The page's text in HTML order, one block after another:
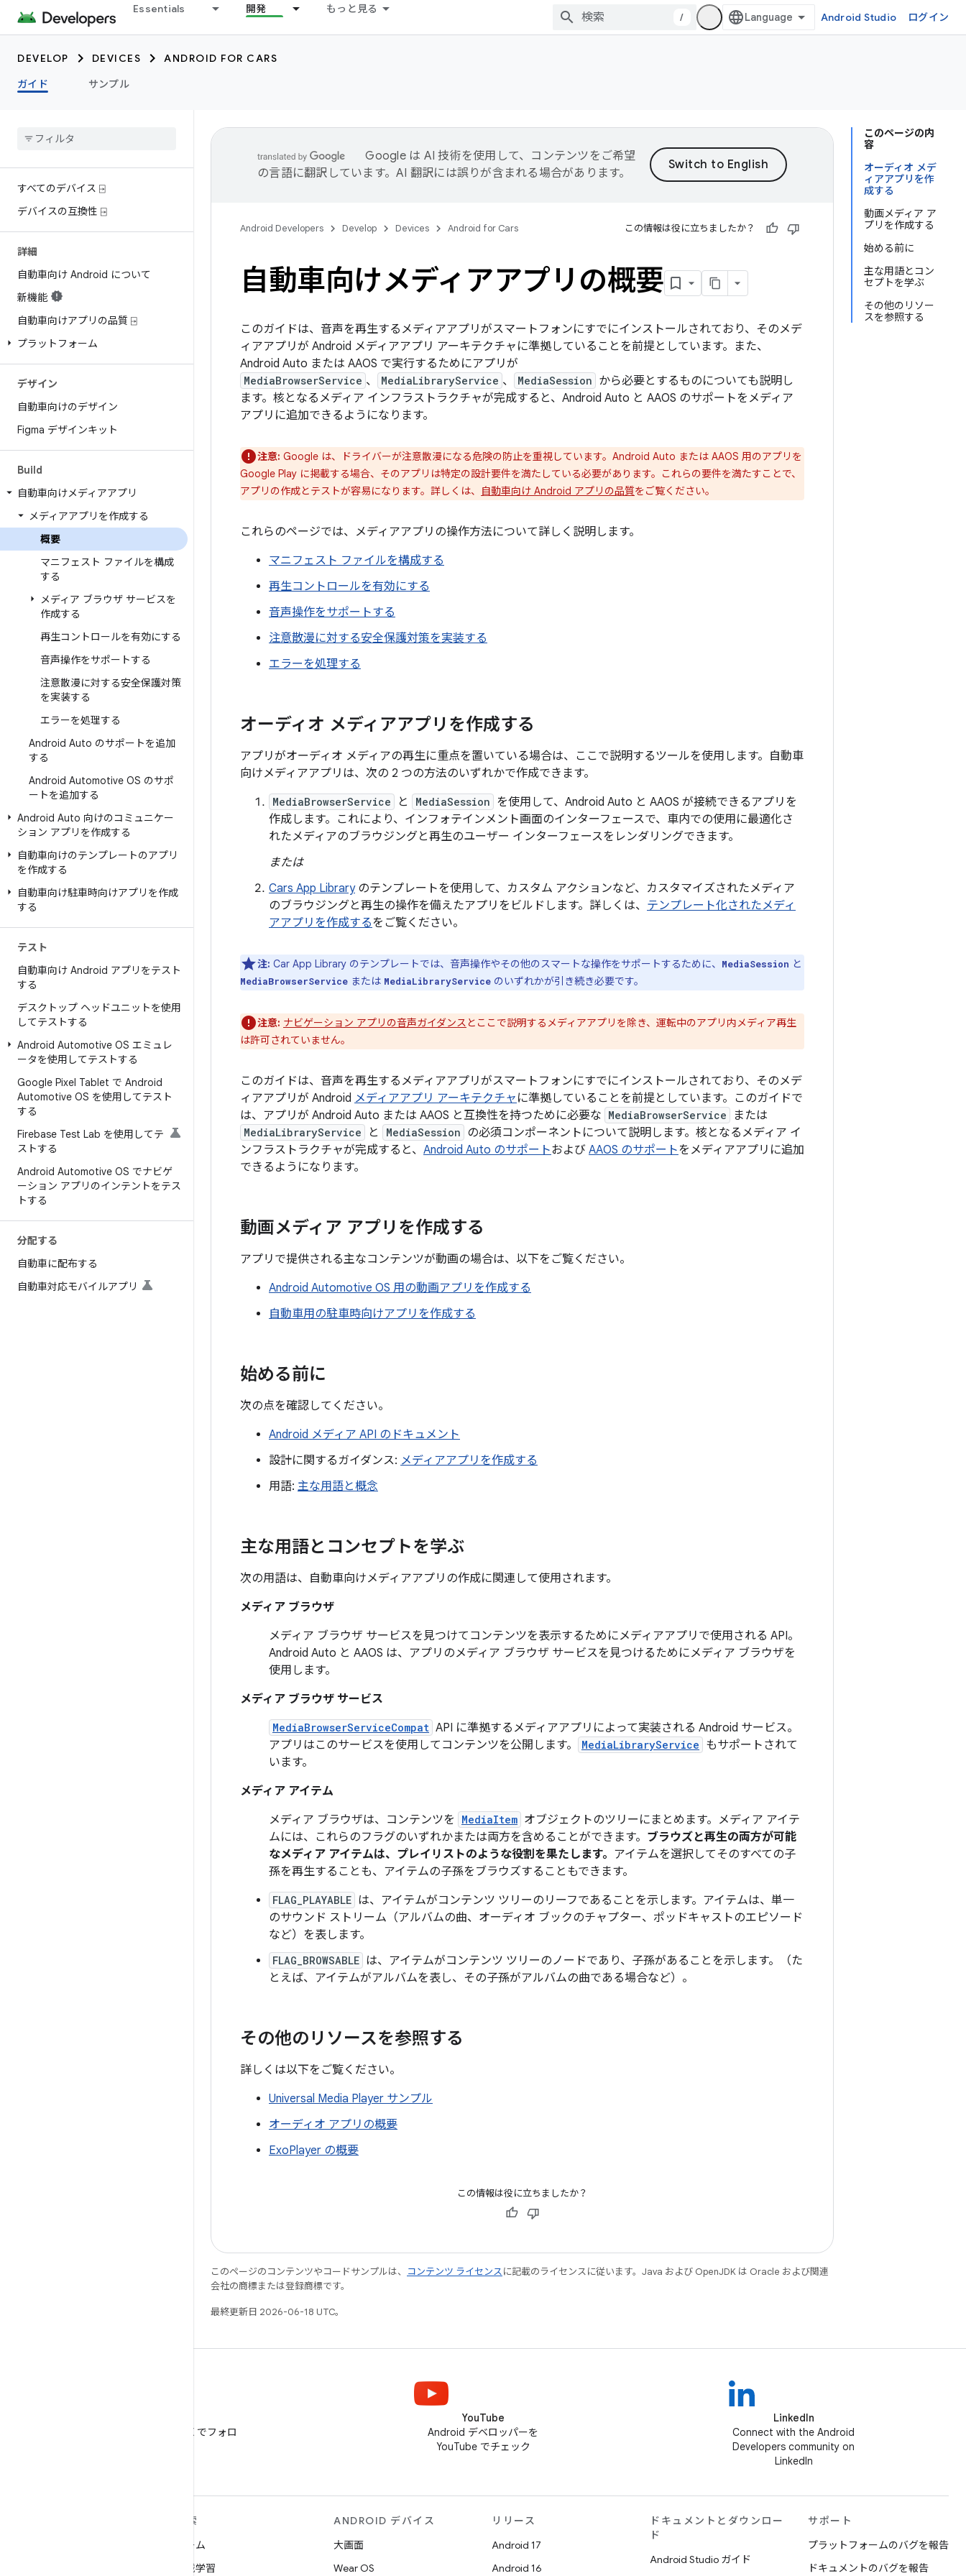
Essentials 開発 もっと見る
/ Android Studio ログイン
DEVELOP DEVICES
ANDROID FOR CARS
ガイド
サンプル
すべてのデバイス ⍈
デバイスの互換性 ⍈
詳細
自動車向け Android について
新機能
自動車向けアプリの品質 ⍈
プラットフォーム
デザイン
自動車向けのデザイン
Figma デザインキット
Build
自動車向けメディアアプリ
メディアアプリを作成する
概要
マニフェスト ファイルを構成
する
メディア ブラウザ サービスを
作成する
再生コントロールを有効にする
音声操作をサポートする
注意散漫に対する安全保護対策
を実装する
エラーを処理する
Android Auto のサポートを追加
する
Android Automotive OS のサポ
ートを追加する
Android Auto 向けのコミュニケー
ション アプリを作成する
自動車向けのテンプレートのアプリ
を作成する
自動車向け駐車時向けアプリを作成
する
テスト
自動車向け Android アプリをテスト
する
デスクトップ ヘッドユニットを使用
してテストする
Android Automotive OS エミュレ
ータを使用してテストする
Google Pixel Tablet で Android
Automotive OS を使用してテスト
する
Firebase Test Lab を使用してテ
ストする
Android Automotive OS でナビゲ
ーション アプリのインテントをテス
トする
分配する
自動車に配布する
自動車対応モバイルアプリ
このページの内
容
オーディオ メデ
ィアアプリを作
成する
動画メディア ア
プリを作成する
始める前に
主な用語とコン
セプトを学ぶ
その他のリソー
スを参照する
Google は AI 技術を使用して、コンテンツをご希望
の言語に翻訳しています。AI 翻訳には誤りが含まれる場合があります。
Android Developers Develop Devices Android for Cars この情報は役に立ちましたか？
自動車向けメディアアプリの概要
このガイドは、音声を再生するメディアアプリがスマートフォンにすでにインストールされており、そのメデ
ィアアプリが Android メディアアプリ アーキテクチャに準拠していることを前提としています。また、
Android Auto または AAOS で実行するためにアプリが
MediaBrowserService 、 MediaLibraryService 、 MediaSession から必要とするものについても説明し
ます。核となるメディア インフラストラクチャが完成すると、Android Auto と AAOS のサポートをメディア
アプリに追加できるようになります。
注意: Google は、ドライバーが注意散漫になる危険の防止を重視しています。Android Auto または AAOS 用のアプリを
Google Play に掲載する場合、そのアプリは特定の設計要件を満たしている必要があります。これらの要件を満たすことで、
アプリの作成とテストが容易になります。詳しくは、
自動車向け Android アプリの品質をご覧ください。
これらのページでは、メディアアプリの操作方法について詳しく説明します。
マニフェスト ファイルを構成する
再生コントロールを有効にする
音声操作をサポートする
注意散漫に対する安全保護対策を実装する
エラーを処理する
オーディオ メディアアプリを作成する
アプリがオーディオ メディアの再生に重点を置いている場合は、ここで説明するツールを使用します。自動車
向けメディアアプリは、次の 2 つの方法のいずれかで作成できます。
MediaBrowserService と MediaSession を使用して、Android Auto と AAOS が接続できるアプリを
作成します。これにより、インフォテインメント画面のインターフェースで、車内での使用に最適化さ
れたメディアのブラウジングと再生のユーザー インターフェースをレンダリングできます。
または
Cars App Libraryのテンプレートを使用して、カスタム アクションなど、カスタマイズされたメディア
のブラウジングと再生の操作を備えたアプリをビルドします。詳しくは、 テンプレート化されたメディ
アアプリを作成するをご覧ください。
注: Car App Library のテンプレートでは、音声操作やその他のスマートな操作をサポートするために、 MediaSession と
MediaBrowserService または MediaLibraryService のいずれかが引き続き必要です。
注意: ナビゲーション アプリの音声ガイダンスとここで説明するメディアアプリを除き、運転中のアプリ内メディア再生
は許可されていません。
このガイドは、音声を再生するメディアアプリがスマートフォンにすでにインストールされており、そのメデ
ィアアプリが Android メディアアプリ アーキテクチャ に準拠していることを前提としています。このガイドで
は、アプリが Android Auto または AAOS と互換性を持つために必要な MediaBrowserService または
MediaLibraryService と MediaSession の必須コンポーネントについて説明します。核となるメディア イ
ンフラストラクチャが完成すると、 Android Auto のサポートおよび AAOS のサポートをメディアアプリに追加
できるようになります。
動画メディア アプリを作成する
アプリで提供される主なコンテンツが動画の場合は、以下をご覧ください。
Android Automotive OS 用の動画アプリを作成する
自動車用の駐車時向けアプリを作成する
始める前に
次の点を確認してください。
Android メディア API のドキュメント
設計に関するガイダンス: メディアアプリを作成する
用語: 主な用語と概念
主な用語とコンセプトを学ぶ
次の用語は、自動車向けメディアアプリの作成に関連して使用されます。
メディア ブラウザ
メディア ブラウザ サービスを見つけてコンテンツを表示するためにメディアアプリで使用される API。
Android Auto と AAOS は、アプリのメディア ブラウザ サービスを見つけるためにメディア ブラウザを
使用します。
メディア ブラウザ サービス
MediaBrowserServiceCompat API に準拠するメディアアプリによって実装される Android サービス。
アプリはこのサービスを使用してコンテンツを公開します。
MediaLibraryService もサポートされて
います。
メディア アイテム
メディア ブラウザは、コンテンツを
MediaItem オブジェクトのツリーにまとめます。メディア アイテ
ムには、これらのフラグのいずれかまたは両方を含めることができます。 ブラウズと再生の両方が可能
なメディア アイテムは、プレイリストのような役割を果たします。 アイテムを選択してそのすべての子
孫を再生することも、アイテムの子孫をブラウズすることもできます。
FLAG_PLAYABLE は、アイテムがコンテンツ ツリーのリーフであることを示します。アイテムは、単一
のサウンド ストリーム（アルバムの曲、オーディオ ブックのチャプター、ポッドキャストのエピソード
など）を表します。
FLAG_BROWSABLE は、アイテムがコンテンツ ツリーのノードであり、子孫があることを示します。（た
とえば、アイテムがアルバムを表し、その子孫がアルバムの曲である場合など）。
その他のリソースを参照する
詳しくは以下をご覧ください。
Universal Media Player サンプル
オーディオ アプリの概要
ExoPlayer の概要
この情報は役に立ちましたか？
このページのコンテンツやコードサンプルは、 コンテンツ ライセンスに記載のライセンスに従います。Java および OpenJDK は Oracle および関連
会社の商標または登録商標です。
最終更新日 2026-06-18 UTC。
@AndroidDev を X でフォロ
YouTube
Android デベロッパーを
YouTube でチェック
LinkedIn
Connect with the Android
Developers community on
LinkedIn
探索
ゲーム
機械学習
ANDROID デバイス
大画面
Wear OS
リリース
Android 17
Android 16
ドキュメントとダウンロー
ド
Android Studio ガイド
サポート
プラットフォームのバグを報告
ドキュメントのバグを報告